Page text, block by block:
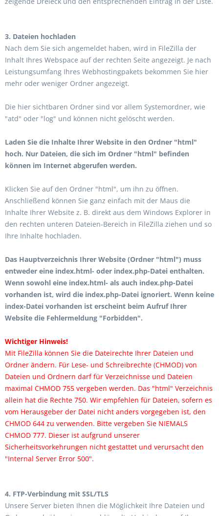
3. Dateien hochladen
Nach dem Sie sich angemeldet haben, wird in FileZilla der
Inhalt Ihres Webspace auf der rechten Seite angezeigt. Je nach
Leistungsumfang Ihres Webhostingpakets bekommen Sie hier
mehr oder weniger Ordner angezeigt.
Die hier sichtbaren Ordner sind vor allem Systemordner, wie
"atd" oder "log" und können nicht gelöscht werden.
Laden Sie die Inhalte Ihrer Website in den Ordner "html"
hoch. Nur Dateien, die sich im Ordner "html" befinden
können im Internet abgerufen werden.
Klicken Sie auf den Ordner "html", um ihn zu öffnen.
Anschließend können Sie ganz einfach mit der Maus die
Inhalte Ihrer Website z. B. direkt aus dem Windows Explorer in
den rechten unteren Dateien-Bereich in FileZilla ziehen und so
Ihre Inhalte hochladen.
Das Hauptverzeichnis Ihrer Website (Ordner "html") muss
entweder eine index.html- oder index.php-Datei enthalten.
Wenn sowohl eine index.html- als auch index.php-Datei
vorhanden ist, wird die index.php-Datei ignoriert. Wenn keine
index-Datei vorhanden ist erscheint beim Aufruf Ihrer
Website die Fehlermeldung "Forbidden".
Wichtiger Hinweis!
Mit FileZilla können Sie die Dateirechte Ihrer Dateien und
Ordner ändern. Für Lese- und Schreibrechte (CHMOD) von
Dateien und Ordnern darf für Verzeichnisse und Dateien
maximal CHMOD 755 vergeben werden. Das "html" Verzeichnis
allein hat die Rechte 750. Wir empfehlen für Dateien, sofern es
vom Herausgeber der Datei nicht anders vorgegeben ist, den
CHMOD 644 zu verwenden. Bitte vergeben Sie NIEMALS
CHMOD 777. Dieser ist aufgrund unserer
Sicherheitsvorkehrungen nicht gestattet und verursacht den
"Internal Server Error 500".
4. FTP-Verbindung mit SSL/TLS
Unsere Server bieten Ihnen die Möglichkeit Ihre Dateien und